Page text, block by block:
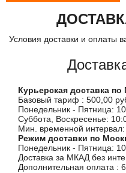
Условия доставки и оплаты
Курьерская доставка
Базовый тариф : 500,00
Понедельник - Пятница:
Суббота, Воскресенье:
Мин. временной интервал:
Режим доставки по
Понедельник - Пятница:
Доставка за МКАД без
Дополнительная оплата :